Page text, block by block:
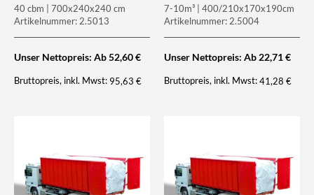
40 cbm | 700x240x240 cm
Artikelnummer: 2.5013
Unser Nettopreis: Ab52,60€
Bruttopreis, inkl. Mwst: 95,63€
7-10m³ | 400/210x170x190cm
Artikelnummer: 2.5004
Unser Nettopreis: Ab 22,71€
Bruttopreis, inkl. Mwst:41,28€